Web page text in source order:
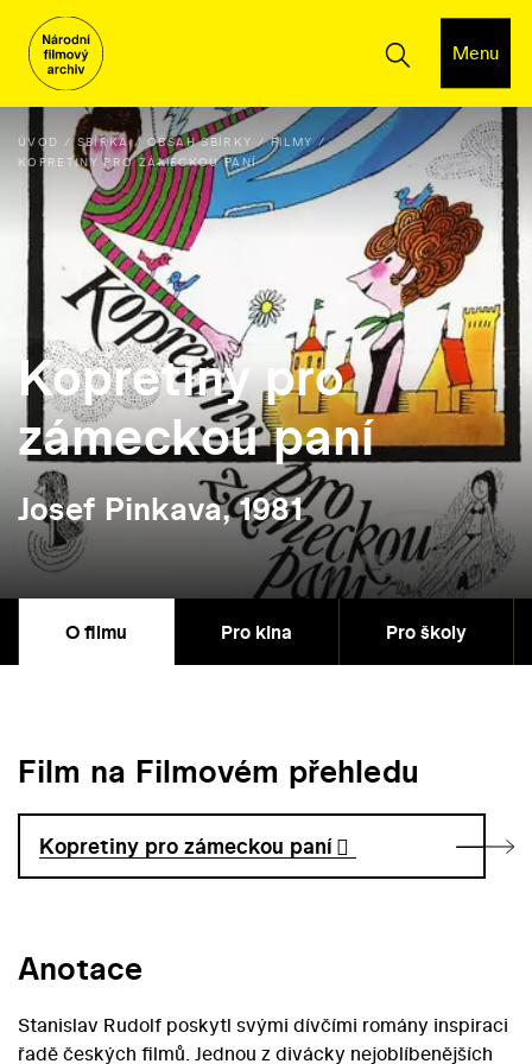
Menu
ÚVOD SBÍRKA OBSAH SBÍRKY
FILMY
KOPRETINY PRO ZÁMECKOU PANÍ
Kopretiny pro
zámeckou paní
Josef Pinkava, 1981
O filmu Pro kina Pro školy
Film na Filmovém přehledu
Kopretiny pro zámeckou paní
Anotace
Stanislav Rudolf poskytl svými dívčími romány inspiraci
řadě českých filmů. Jednou z divácky nejoblíbenějších